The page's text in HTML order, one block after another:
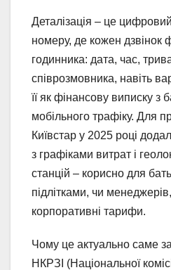
Деталізація – це
номеру, де кожен дзвінок
годинника: дата, час,
співрозмовника, навіть
її як фінансову виписку з
мобільного трафіку. Для
Київстар у 2025 році
з графіками витрат і
станцій – корисно для
підлітками, чи
корпоративні тарифи.
Чому це актуально саме
НКРЗІ (Національної